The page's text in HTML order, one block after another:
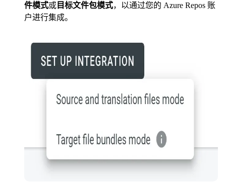
件模式或 目标文件包模式，以通过您的 Azure Repos 账
户进行集成。